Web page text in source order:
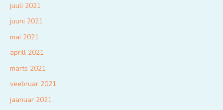
juuli 2021
juuni 2021
mai 2021
aprill 2021
märts 2021
veebruar 2021
jaanuar 2021